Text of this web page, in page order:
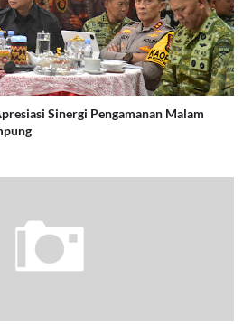
Sinergi Pengamanan Malam